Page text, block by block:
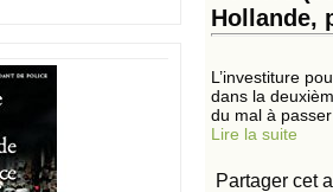
Hollande,
L’investiture
dans la
du mal à
Lire la suite
Partager cet